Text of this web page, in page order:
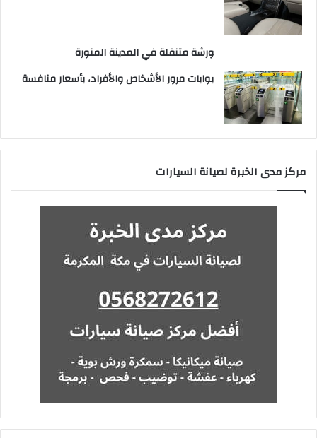
ورشة متنقلة في المدينة المنورة
بوابات مرور الأشخاص والأفراد، بأسعار منافسة
مركز مدى الخبرة لصيانة السيارات